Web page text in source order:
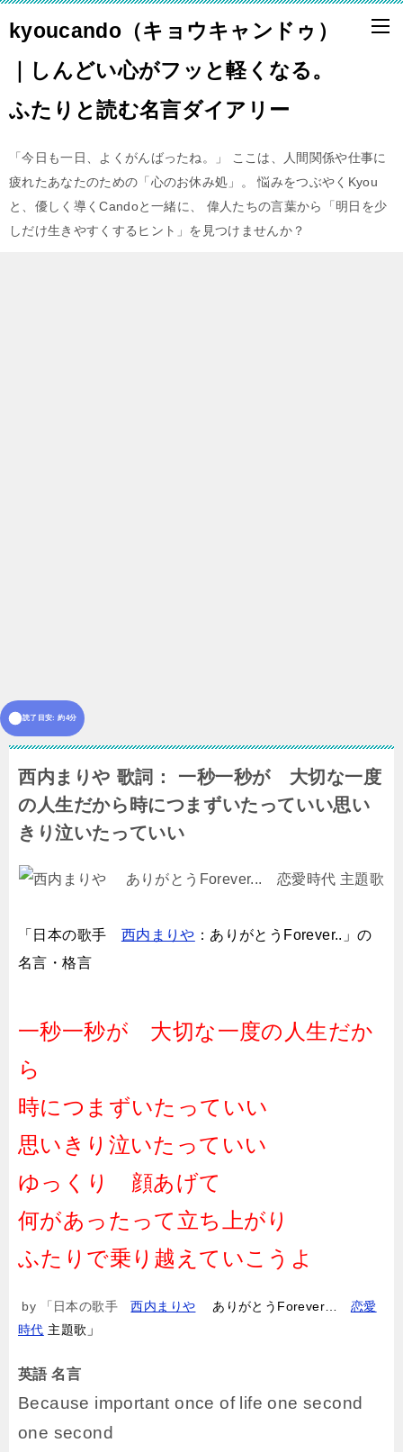
kyoucando（キョウキャンドゥ）
｜しんどい心がフッと軽くなる。
ふたりと読む名言ダイアリー
「今日も一日、よくがんばったね。」 ここは、人間関係や仕事に
疲れたあなたのための「心のお休み処」。 悩みをつぶやくKyou
と、優しく導くCandoと一緒に、 偉人たちの言葉から「明日を少
しだけ生きやすくするヒント」を見つけませんか？
読了目安: 約4分
西内まりや 歌詞： 一秒一秒が 大切な一度
の人生だから時につまずいたっていい思い
きり泣いたっていい
「日本の歌手 西内まりや ：ありがとうForever.. 」の
名言・格言
一秒一秒が 大切な一度の人生だか
ら
時につまずいたっていい
思いきり泣いたっていい
ゆっくり 顔あげて
何があったって立ち上がり
ふたりで乗り越えていこうよ
by 「日本の歌手西内まりや ありがとうForever… 恋愛
時代 主題歌 」
英語 名言
Because important once of life one second
one second